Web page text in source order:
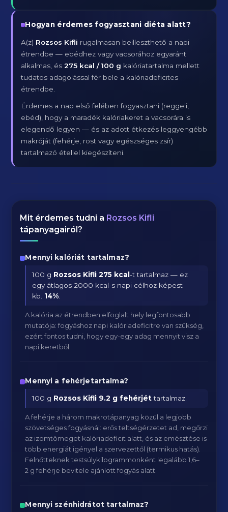
Hogyan érdemes fogyasztani diéta alatt?
A(z) Rozsos Kifli rugalmasan beilleszthető a napi
étrendbe — ebédhez vagy vacsorához egyaránt
alkalmas, és275 kcal / 100 g kalóriatartalma mellett
tudatos adagolással fér bele a kalóriadeficites
étrendbe.
Érdemes a nap első felében fogyasztani (reggeli,
ebéd), hogy a maradék kalóriakeret a vacsorára is
elegendő legyen — és az adott étkezés leggyengébb
makróját (fehérje, rost vagy egészséges zsír)
tartalmazó étellel kiegészíteni.
Mit érdemes tudni a Rozsos Kifli
tápanyagairól?
Mennyi kalóriát tartalmaz?
100 g Rozsos Kifli 275 kcal-t tartalmaz — ez
egy átlagos 2000 kcal-s napi célhoz képest
kb. 14%
A kalória az étrendben elfoglalt hely legfontosabb
mutatója: fogyáshoz napi kalóriadeficitre van szükség,
ezért fontos tudni, hogy egy-egy adag mennyit visz a
napi keretből.
Mennyi a fehérjetartalma?
100 g Rozsos Kifli 9.2 g fehérjéttartalmaz.
A fehérje a három makrotápanyag közül a legjobb
szövetséges fogyásnál: erős teltségérzetet ad, megőrzi
az izomtömeget kalóriadeficit alatt, és az emésztése is
több energiát igényel a szervezettől (termikus hatás).
Felnőtteknek testsúlykilogrammonként legalább 1,6–
2 g fehérje bevitele ajánlott fogyás alatt.
Mennyi szénhidrátot tartalmaz?